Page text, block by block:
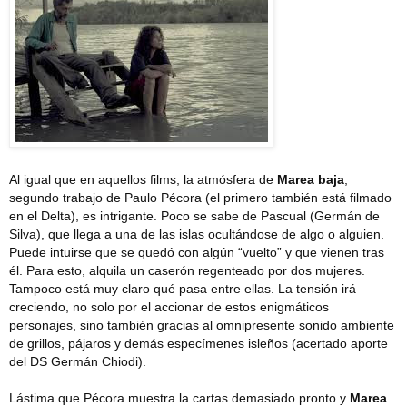
Al igual que en aquellos films, la atmósfera de Marea baja
segundo trabajo de Paulo Pécora (el primero también está filmado
en el Delta), es intrigante. Poco se sabe de Pascual (Germán de
Silva), que llega a una de las islas ocultándose de algo o alguien.
Puede intuirse que se quedó con algún “vuelto” y que vienen tras
él. Para esto, alquila un caserón regenteado por dos mujeres.
Tampoco está muy claro qué pasa entre ellas. La tensión irá
creciendo, no solo por el accionar de estos enigmáticos
personajes, sino también gracias al omnipresente sonido ambiente
de grillos, pájaros y demás especímenes isleños (acertado aporte
del DS Germán Chiodi).
Lástima que Pécora muestra la cartas demasiado pronto y Marea